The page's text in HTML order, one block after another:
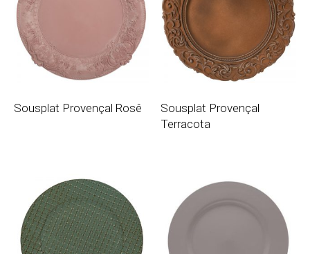
Sousplat Provençal Rosê
Sousplat Provençal
Terracota